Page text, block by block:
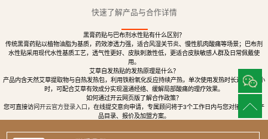
快速了解产品与合作详情
黑膏药贴与巴布剂水性贴有什么区别？
传统黑膏药贴以植物油脂为基质，药效渗透力强，适合风湿关节炎、慢性肌肉酸痛等场景；巴布剂
水性贴采用现代水性基质工艺，透气性更好、皮肤刺激性低，更适合皮肤敏感人群及日常佩戴使
用。
艾草自发热贴的发热原理是什么？
产品内含天然艾草提取物与自热发热包，利用铁粉氧化反应持续产热，单次使用发热时长达8至12小
时，可配合艾草有效成分实现温通经络、缓解局部酸痛的理疗效果。
如何通过开云网页版了解合作政策？
您可直接访问 开云官方登录入口，在线提交意向申请，专属顾问将于3个工作日内与您对接，提供产
品目录、报价及加盟方案。